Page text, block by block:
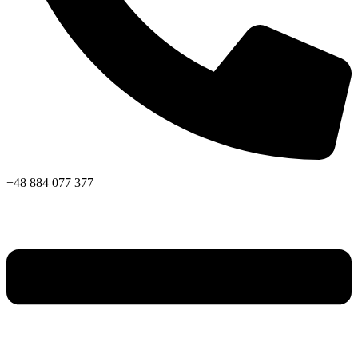
+48 884 077 377